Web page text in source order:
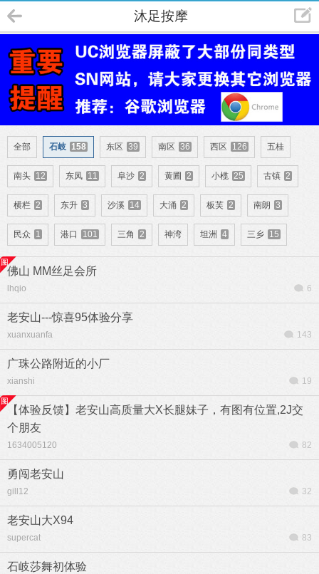
沐足按摩
全部 石岐 158 东区 39 南区 36 西区 126 五桂
南头 12 东凤 11 阜沙 2 黄圃 2 小榄 25 古镇 2
横栏 2 东升 3 沙溪 14 大涌 2 板芙 2 南朗 3
民众 1 港口 101 三角 2 神湾 坦洲 4 三乡 15
佛山 MM丝足会所
lhqio 6
老安山---惊喜95体验分享
xuanxuanfa 143
广珠公路附近的小厂
xianshi 19
【体验反馈】老安山高质量大X长腿妹子，有图有位置,2J交
个朋友
1634005120 82
勇闯老安山
gill12 32
老安山大X94
supercat 83
石岐莎舞初体验